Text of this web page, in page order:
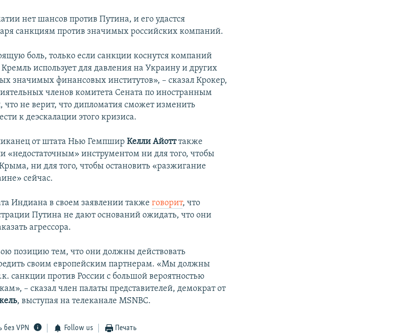
нет шансов против Путина, и его удастся
санкциям против значимых российских компаний.
боль, только если санкции коснутся компаний
использует для давления на Украину и других
значимых финансовых институтов», – сказал Крокер,
членов комитета Сената по иностранным
не верит, что дипломатия сможет изменить
к деэскалации этого кризиса.
от штата Нью ГемпширКелли Айотттакже
«недостаточным» инструментом ни для того, чтобы
ни для того, чтобы остановить «разжигание
сейчас.
Индиана в своем заявлении такжеговорит, что
Путина не дают оснований ожидать, что они
агрессора.
позицию тем, что они должны действовать
своим европейским партнерам. «Мы должны
санкции против России с большой вероятностью
– сказал член палаты представителей, демократ от
, выступая на телеканале MSNBC.
без VPN Follow us Печать